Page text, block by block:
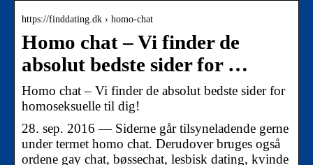
https://finddating.dk › homo-chat
Homo chat – Vi finder de
absolut bedste sider for …
Homo chat – Vi finder de absolut bedste sider for
homoseksuelle til dig!
28. sep. 2016 — Siderne går tilsyneladende gerne
under termet homo chat. Derudover bruges også
ordene gay chat, bøssechat, lesbisk dating, kvinde